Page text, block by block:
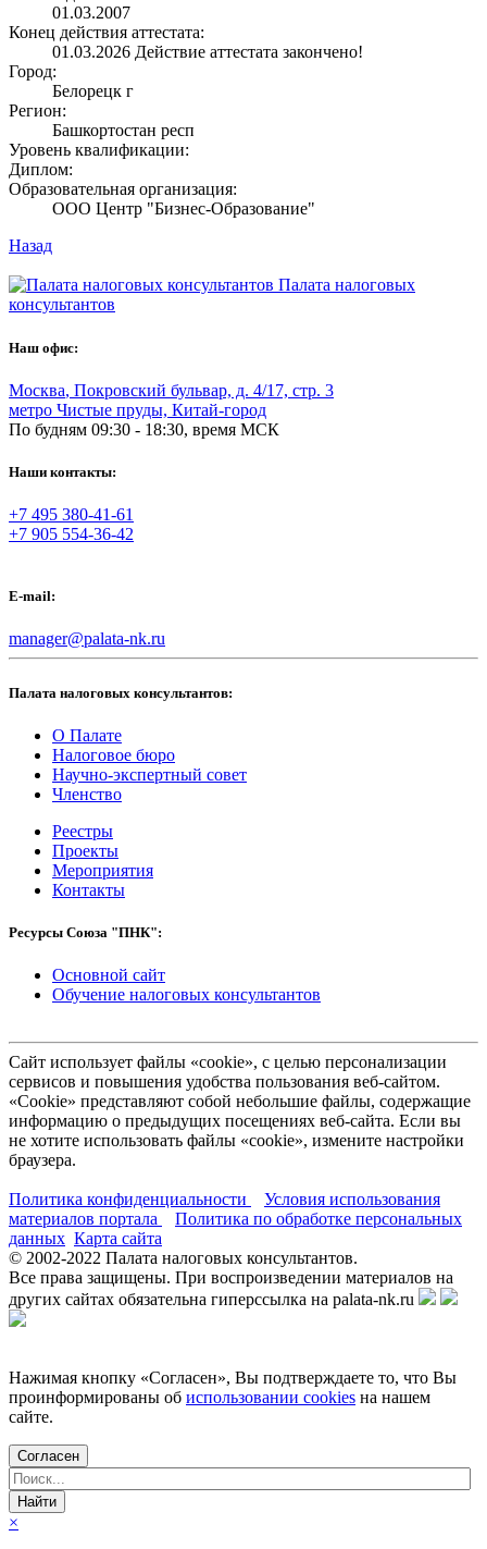
01.03.2007
Конец действия аттестата:
01.03.2026 Действие аттестата закончено!
Город:
Белорецк г
Регион:
Башкортостан респ
Уровень квалификации:
Диплом:
Образовательная организация:
ООО Центр "Бизнес-Образование"
Назад
Палата налоговых
консультантов
Наш офис:
Москва, Покровский бульвар, д. 4/17, стр. 3
метро Чистые пруды, Китай-город
По будням 09:30 - 18:30, время МСК
Наши контакты:
+7 495 380-41-61
+7 905 554-36-42
E-mail:
manager@palata-nk.ru
Палата налоговых консультантов:
О Палате
Налоговое бюро
Научно-экспертный совет
Членство
Реестры
Проекты
Мероприятия
Контакты
Ресурсы Союза "ПНК":
Основной сайт
Обучение налоговых консультантов
Сайт использует файлы «cookie», с целью персонализации
сервисов и повышения удобства пользования веб-сайтом.
«Cookie» представляют собой небольшие файлы, содержащие
информацию о предыдущих посещениях веб-сайта. Если вы
не хотите использовать файлы «cookie», измените настройки
браузера.
Политика конфиденциальности
Условия использования
материалов портала
Политика по обработке персональных
данных Карта сайта
© 2002-2022 Палата налоговых консультантов.
Все права защищены. При воспроизведении материалов на
других сайтах обязательна гиперссылка на palata-nk.ru
Нажимая кнопку «Согласен», Вы подтверждаете то, что Вы
проинформированы об использовании cookies на нашем
сайте.
Согласен
×